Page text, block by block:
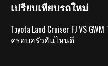
เปรียบเทียบรถใหม่
Toyota Land Cruiser FJ VS
ครอบครัวคันไหนดี